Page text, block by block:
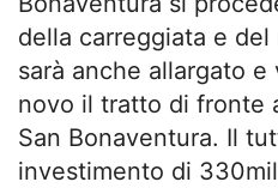
della carreggiata e
sarà anche allargato
novo il tratto di fronte
San Bonaventura. Il
investimento di